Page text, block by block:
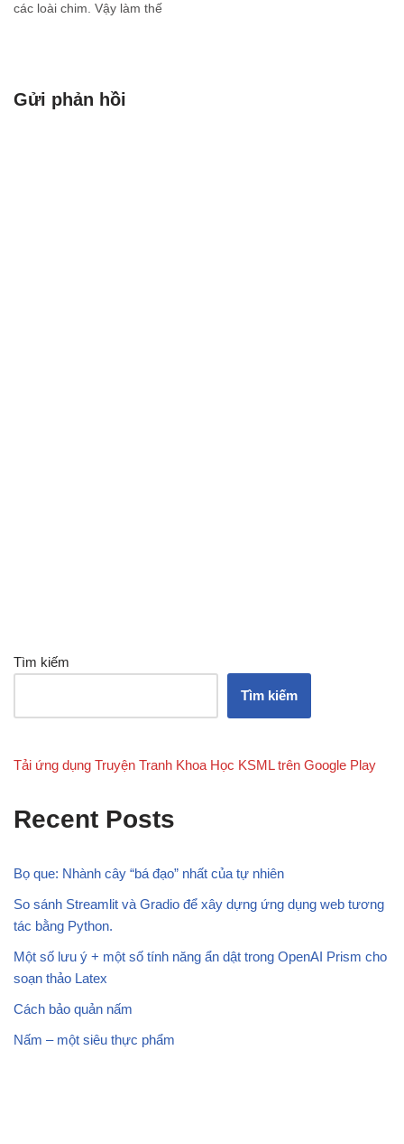
các loài chim. Vậy làm thế
Gửi phản hồi
Tìm kiếm
Tìm kiếm
Tải ứng dụng Truyện Tranh Khoa Học KSML trên Google Play
Recent Posts
Bọ que: Nhành cây “bá đạo” nhất của tự nhiên
So sánh Streamlit và Gradio để xây dựng ứng dụng web tương
tác bằng Python.
Một số lưu ý + một số tính năng ẩn dật trong OpenAI Prism cho
soạn thảo Latex
Cách bảo quản nấm
Nấm – một siêu thực phẩm